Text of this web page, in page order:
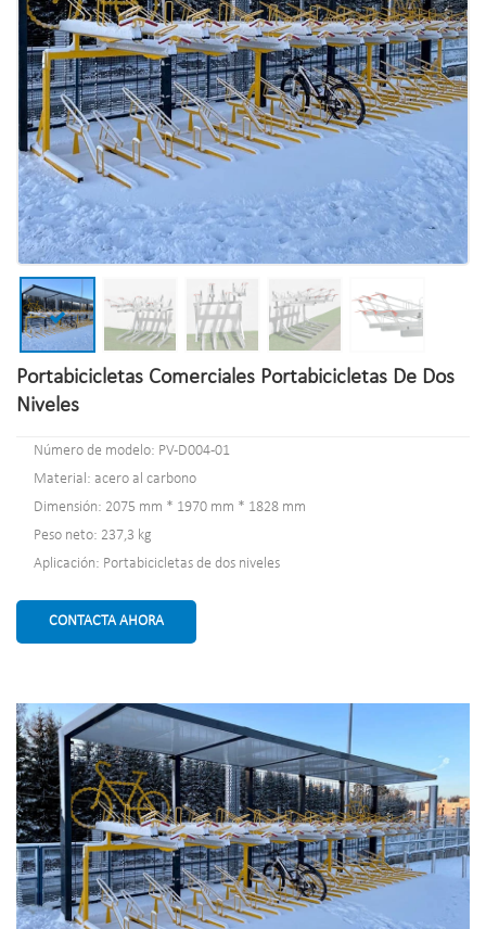
Portabicicletas Comerciales Portabicicletas De Dos
Niveles
Número de modelo: PV-D004-01
Material: acero al carbono
Dimensión: 2075 mm * 1970 mm * 1828 mm
Peso neto: 237,3 kg
Aplicación: Portabicicletas de dos niveles
CONTACTA AHORA